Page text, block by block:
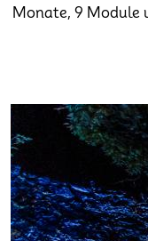
9 Monate, 9